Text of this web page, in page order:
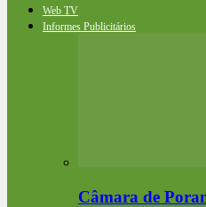
Web TV
Informes Publicitários
Câmara de